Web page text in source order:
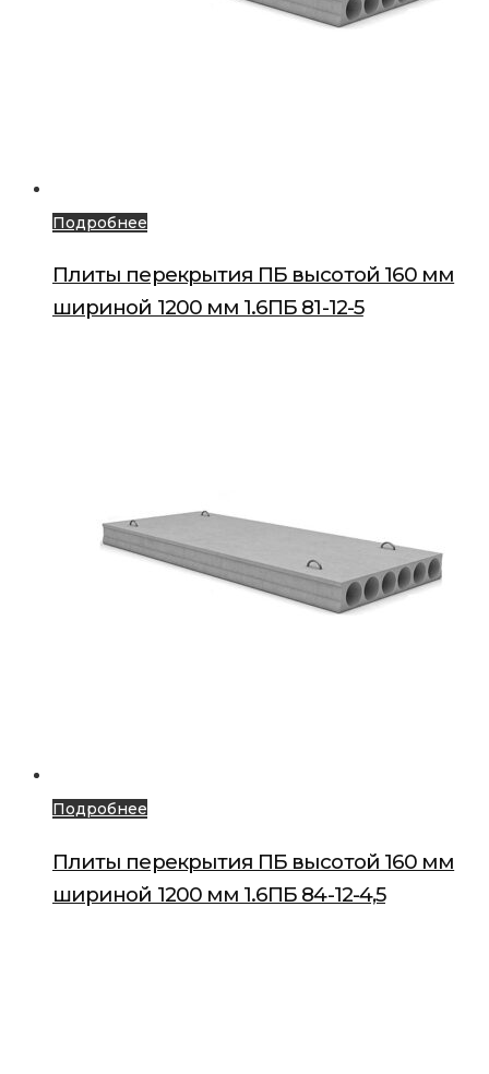
Подробнее
Плиты перекрытия ПБ высотой 160 мм
шириной 1200 мм 1.6ПБ 81-12-5
Подробнее
Плиты перекрытия ПБ высотой 160 мм
шириной 1200 мм 1.6ПБ 84-12-4,5